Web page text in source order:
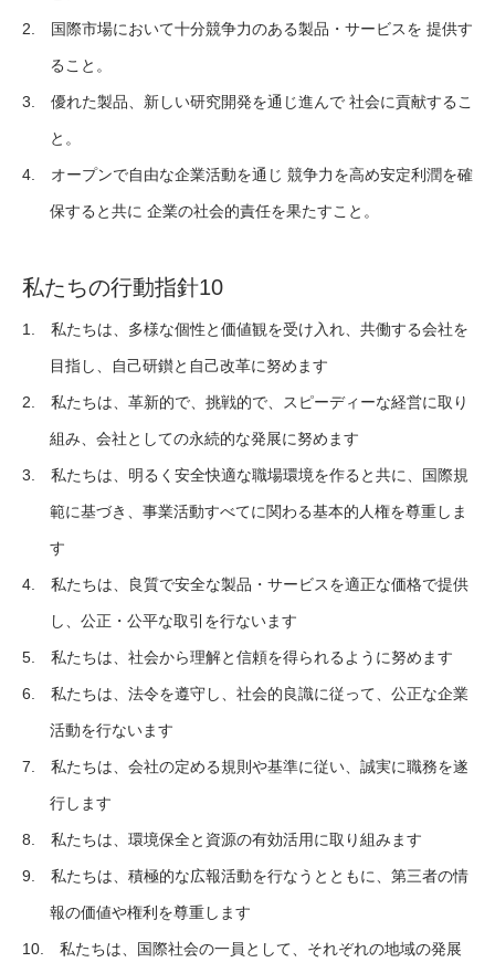
2. 国際市場において十分競争力のある製品・サービスを 提供す
ること。
3. 優れた製品、新しい研究開発を通じ進んで 社会に貢献するこ
と。
4. オープンで自由な企業活動を通じ 競争力を高め安定利潤を確
保すると共に 企業の社会的責任を果たすこと。
私たちの行動指針10
1. 私たちは、多様な個性と価値観を受け入れ、共働する会社を
目指し、自己研鑚と自己改革に努めます
2. 私たちは、革新的で、挑戦的で、スピーディーな経営に取り
組み、会社としての永続的な発展に努めます
3. 私たちは、明るく安全快適な職場環境を作ると共に、国際規
範に基づき、事業活動すべてに関わる基本的人権を尊重しま
す
4. 私たちは、良質で安全な製品・サービスを適正な価格で提供
し、公正・公平な取引を行ないます
5. 私たちは、社会から理解と信頼を得られるように努めます
6. 私たちは、法令を遵守し、社会的良識に従って、公正な企業
活動を行ないます
7. 私たちは、会社の定める規則や基準に従い、誠実に職務を遂
行します
8. 私たちは、環境保全と資源の有効活用に取り組みます
9. 私たちは、積極的な広報活動を行なうとともに、第三者の情
報の価値や権利を尊重します
10. 私たちは、国際社会の一員として、それぞれの地域の発展